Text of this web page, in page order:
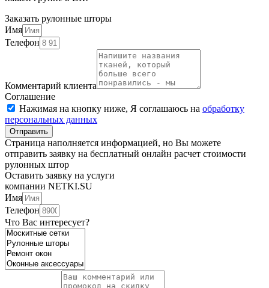
Заказать рулонные шторы
Имя
Телефон
Комментарий клиента
Соглашение
Нажимая на кнопку ниже, Я соглашаюсь на обработку
персональных данных
Отправить
Страница наполняется информацией, но Вы можете
отправить заявку на бесплатный онлайн расчет стоимости
рулонных штор
Оставить заявку на услуги
компании NETKI.SU
Имя
Телефон
Что Вас интересует?